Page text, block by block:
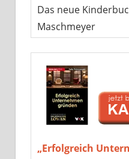
Das neue
Maschmeyer
„Erfolgreich